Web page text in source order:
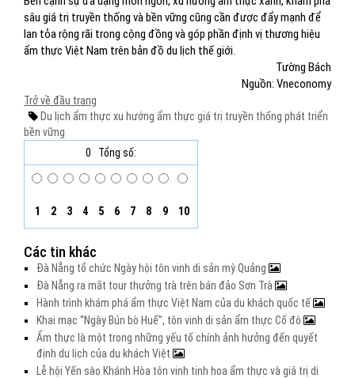
sâu giá trị truyền thống và bền vững cũng cần được đẩy mạnh để
lan tỏa rộng rãi trong cộng đồng và góp phần định vị thương hiệu
ẩm thực Việt Nam trên bản đồ du lịch thế giới.
Tường Bách
Nguồn: Vneconomy
Trở về đầu trang
Du lịch ẩm thực xu hướng ẩm thực giá trị truyền thống phát triển
bền vững
0
Tổng số:
1 2 3 4 5 6 7 8 9 10
Các tin khác
Đà Nẵng tổ chức Ngày hội tôn vinh di sản mỳ Quảng
Đà Nẵng ra mắt tour thưởng trà trên bán đảo Sơn Trà
Hành trình khám phá ẩm thực Việt Nam của du khách quốc tế
Khai mạc “Ngày Bún bò Huế”, tôn vinh di sản ẩm thực Cố đô
Ẩm thực là một trong những yếu tố chính ảnh hưởng đến quyết
định du lịch của du khách Việt
Lễ hội Yến sào Khánh Hòa tôn vinh tinh hoa ẩm thực và giá trị di